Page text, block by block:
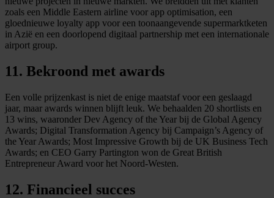
zoals een Middle Eastern airline voor app optimisation, een
gloednieuwe loyalty app voor een toonaangevende supermarktketen
in Azië en een doorlopend digitaal partnership met een internationale
airport group.
11. Bekroond met awards
Een volle prijzenkast is niet de enige maatstaf voor een geslaagd
jaar, maar awards winnen blijft leuk. We behaalden 20 shortlists en
13 wins, waaronder Dev Agency of the Year bij de Global Agency
Awards; Digital Transformation Agency bij Campaign’s Agency of
the Year Awards; Most Impressive Growth bij de UK Business Tech
Awards; en CEO Garry Partington won de Great British
Entrepreneur Award voor het Noord‑Westen.
12. Financieel succes